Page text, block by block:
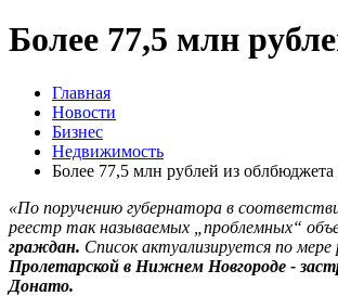
Более 77,5 млн
Главная
Новости
Бизнес
Недвижимость
Более 77,5 млн рублей из
«По поручению губернатора в
реестр так называемых „проблемных“
граждан. Список актуализируется по
Пролетарской в Нижнем Новгороде -
Донато.